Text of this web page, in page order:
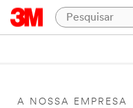
A NOSSA EMPRESA